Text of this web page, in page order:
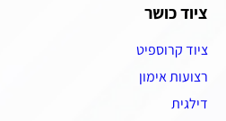
ציוד כושר
ציוד קרוספיט
רצועות אימון
דילגית